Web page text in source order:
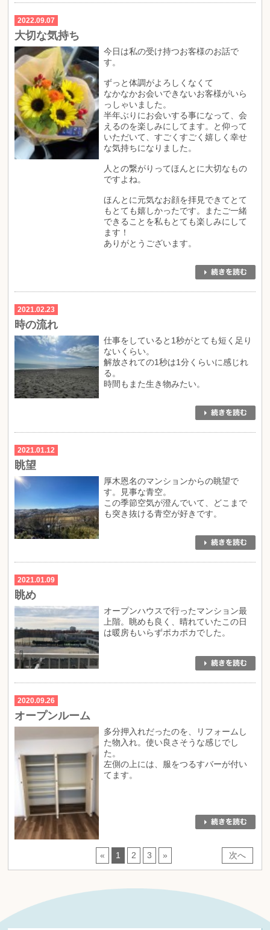
2022.09.07
大切な気持ち
今日は私の受け持つお客様のお話で
す。
ずっと体調がよろしくなくて
なかなかお会いできないお客様がいら
っしゃいました。
半年ぶりにお会いする事になって、会
えるのを楽しみにしてます。と仰って
いただいて、すごくすごく嬉しく幸せ
な気持ちになりました。
人との繋がりってほんとに大切なもの
ですよね。
ほんとに元気なお顔を拝見できてとて
もとても嬉しかったです。またご一緒
できることを私もとても楽しみにして
ます！
ありがとうございます。
2021.02.23
時の流れ
仕事をしていると1秒がとても短く足り
ないくらい。
解放されての1秒は1分くらいに感じれ
る。
時間もまた生き物みたい。
2021.01.12
眺望
厚木恩名のマンションからの眺望で
す。見事な青空。
この季節空気が澄んでいて、どこまで
も突き抜ける青空が好きです。
2021.01.09
眺め
オープンハウスで行ったマンション最
上階。眺めも良く、晴れていたこの日
は暖房もいらずポカポカでした。
2020.09.26
オープンルーム
多分押入れだったのを、リフォームし
た物入れ。使い良さそうな感じでし
た。
左側の上には、服をつるすバーが付い
てます。
« 1 2 3 » 次へ